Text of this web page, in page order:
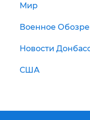
Мир
Военное
Новости
США